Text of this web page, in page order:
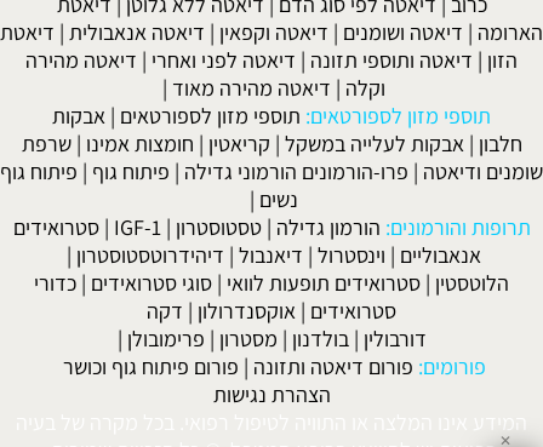
הארומה | דיאטה ושומנים | דיאטה וקפאין | דיאטה אנאבולית | דיאטת
הזון | דיאטה ותוספי תזונה | דיאטה לפני ואחרי | דיאטה מהירה
וקלה | דיאטה מהירה מאוד |
תוספי מזון לספורטאים: תוספי מזון לספורטאים | אבקות
חלבון | אבקות לעלייה במשקל | קריאטין | חומצות אמינו |שרפת
שומנים ודיאטה | פרו-הורמונים הורמוני גדילה | פיתוח גוף | פיתוח גוף
נשים |
תרופות והורמונים: הורמון גדילה |טסטוסטרון |
IGF-1
|סטרואידים
אנאבוליים | וינסטרול | דיאנבול | דיהידרוטסטוסטרון |
הלוטסטין | סטרואידים תופעות לוואי | סוגי סטרואידים | כדורי
סטרואידים | אוקסנדרולון | דקה
דורבולין | בולדנון | מסטרון | פרימובולן |
פורומים: פורום דיאטה ותזונה | פורום פיתוח גוף וכושר
הצהרת נגישות
המידע אינו המלצה או התוויה לטיפול רפואי. בכל מקרה של בעיה
✕